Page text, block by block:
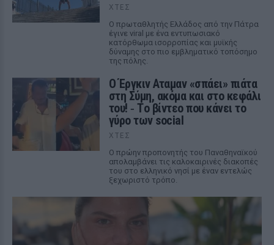
ΧΤΕΣ
Ο πρωταθλητής Ελλάδος από την Πάτρα
έγινε viral με ένα εντυπωσιακό
κατόρθωμα ισορροπίας και μυϊκής
δύναμης στο πιο εμβληματικό τοπόσημο
της πόλης.
Ο Έργκιν Αταμαν «σπάει» πιάτα
στη Σύμη, ακόμα και στο κεφάλι
του! ‑ Tο βίντεο που κάνει το
γύρο των social
ΧΤΕΣ
Ο πρώην προπονητής του Παναθηναϊκού
απολαμβάνει τις καλοκαιρινές διακοπές
του στο ελληνικό νησί με έναν εντελώς
ξεχωριστό τρόπο.